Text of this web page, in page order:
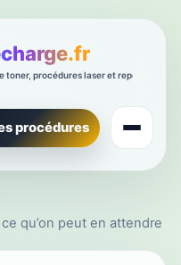
procédures
qu’on peut en attendre